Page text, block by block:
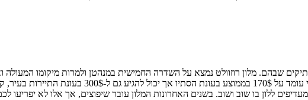
שבהם. מלון רוזוולט נמצא על השדרה החמישית במנהטן ולמרות מיקומו
כוכבים). המחיר ללילה לאדם בחדר זוגי
ללון בו שוב ושוב. בשנים האחרונות המלון עובר שיפוצים, אך אלו לא יפריעו